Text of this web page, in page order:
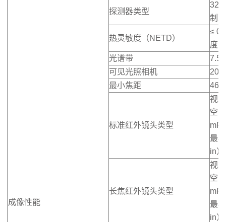
成像性能
探测器类型
320
制
热灵敏度（NETD）
≤
度
光谱带
7.5
可见光照相机
200
最小焦距
46
标准红外镜头类型
视
空
最
in）
长焦红外镜头类型
视
空
最
in）